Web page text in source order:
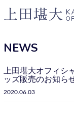
NEWS
上田堪大オフィシ
ッズ販売のお知ら
2020.06.03